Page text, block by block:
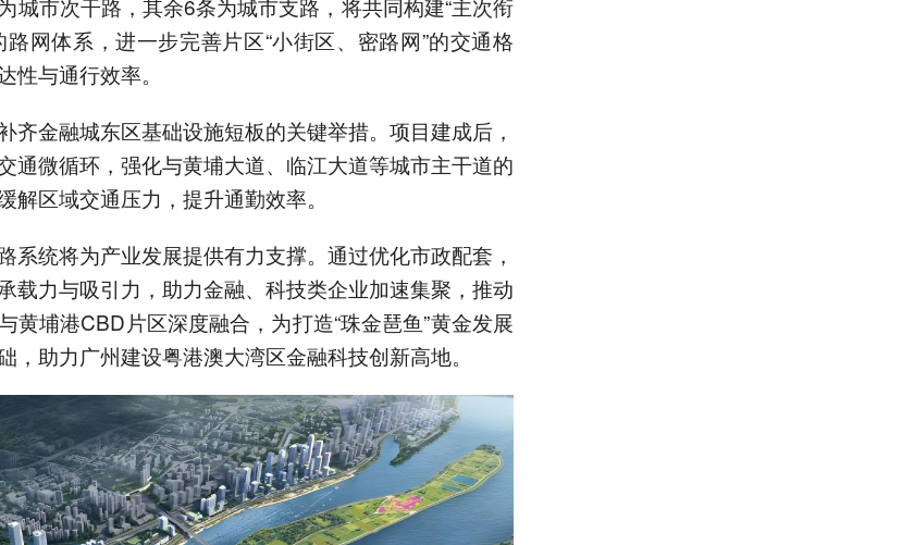
城市次干路，其余6条为城市支路，将共同构建“主次衔
路网体系，进一步完善片区“小街区、密路网”的交通格
性与通行效率。
齐金融城东区基础设施短板的关键举措。项目建成后，
通微循环，强化与黄埔大道、临江大道等城市主干道的
解区域交通压力，提升通勤效率。
系统将为产业发展提供有力支撑。通过优化市政配套，
载力与吸引力，助力金融、科技类企业加速集聚，推动
黄埔港CBD片区深度融合，为打造“珠金琶鱼”黄金发展
，助力广州建设粤港澳大湾区金融科技创新高地。